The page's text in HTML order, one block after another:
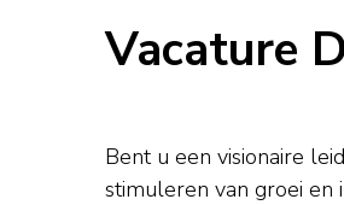
Vacature
Bent u een visionaire
stimuleren van groei en